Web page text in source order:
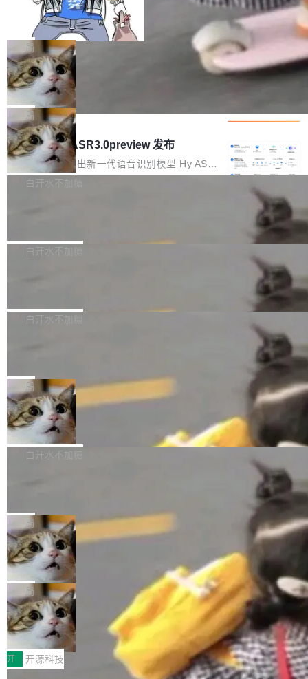
b 安装 支持 Java 8+（8~26）、macOS / Linu
x / Windows / Harmony PC。 # macOS / Linu
x / Harmony PC curl -fsSL https://solon.noea
r.org/solon...
个文件，其规模远超单次模型调用可承载的上下
文窗口。随着项目规模的持续扩张与代码历史的
不断累积，代码仓中的模块关系、接口契约、业
务逻辑等关键信息往往分散于数十乃至数百个文
件之中，形成高度复杂的知识关联网络。传统的
代码检索手段（如关键词匹配、目录遍历）仅能
在语法层面完成文本定位，难以触及代码的语义
内涵与结构关联，导致开发者使用代码智能体在
理解大规模代码仓时面临显著"代码仓理解"瓶
颈。 代码仓深度理解服务（以下简称" CodeBas
e深度理解服务"）是华为云码道（CodeA...
一条“删库”命令跑 17 小时，算法工程
师删光 89TB 数据只为干私活
最高人民检察院8月4日公布了一起案件：北京一
名90后算法工程师王某，为了给自己接的私活腾
服务器空间，删光了公司AI游戏部门的全部核心
数据。 王某2024年1月入职东城区某科技公司AI
短剧部门，有互联网大厂背景。在公司内部架构
调整期间，部门三次通知全员将数据从A集群迁
移到B集群，王某都回复了"收到"。 他没有迁移
数据。2024年9月3日下午4点，他使用此前登录
的账号密码进入A集群，输入了一条被程序员圈
称为"删库跑路"的命令——最高管理员权限、无
自研的多个文生3D和...
局
Cloudflare 分享推理优化实践：KV ca
che 量化 + 权重压缩，吞吐量提升 4
1%，成本降 30%
Kimi 和 GLM 是当前最强的大模型系列之一，但
它们有一个共同的问题：太吃显存了。月之暗面
的 Kimi K 系列和智谱的 GLM 都是长上下文、M
oE 架构的大模型，好用到让人上瘾，但 GPU 显
存永远不够用。 Cloudflare 的 Workers AI 团队
一直在跑这些模型的推理。他们在官方博客上发
整性保护。效果是：吞吐量提升 41%，每 token
局
腾讯混元 Hy ASR3.0preview 发布
腾讯混元正式推出新一代语音识别模型 Hy ASR
3.0preview。基于最新一代大语言模型 Hy3 的
让语音识别不再只是听清，而是真正听懂。通过
w 不要求标准普通话，方言识别覆盖粤语、吴语
白开水不加糖
新和少量网页兼容性修复版本。 Changes/fixe
容提供的字体时出现的几个问题 为避免音频加
质的最低采样率）的音频格式将被拒绝 修复了 C
SS 圆角虚线样式中可能存在的问题 如果表单中
的图像元素不在同一个子树中，则它们将不再关
联 加...
白开水不加糖
发布的 Release Notes，他利用 AI 工具（如 Co
最强的若干项。对于尚未正式发版的 PG 19，则
通过拉取过去一年内（从 PG 18 Beta1 时间点
至今）的所有 commit，同样交由 AI 分析提炼。
经过人工复核，准确度令人满意。这一方法也为
社区爱好者提供了高效跟踪新版本的思路。
白开水不加糖
维护工作一直与我的日常工作、家务、社交生活
和休闲娱乐竞争时间。" 这是 libexpat 维护者 S
ebastian Pipping 写在博客里的话。8 月 4 日，
他宣布了一个新消息：从 2026 年 8 月 1 日起，
他可以全职维护 libexpat 了，最长 6 个月。发
库之一。你的操作系统、浏览器、无数的基础设
施软件，很可能都在用它。而过去十年，维护它
的人一直在用业余...
局
Firefox 153.0.3 发布
Firefox 153.0.3 现已发布，具体更新内容如
下： New Smart Window 包含多项增强功能：
gi?id=2019042">Bug&nbsp;2019042</a>）</l
i> <li>现在，助手可以直接使用 Exa 的网络搜索
结果回答问题，而无需将问题转交给搜索引擎。
（<a href="https://bugzilla.mozilla.org/show_
bug.cgi?id=204...
白开水不加糖
的 npm 包。项目的核心论点是：容器不适合 Ag
ent 计算。真正适合的，是 Isolate。 Cloudflare
工程师在这件事上没什么可谦虚的——他们用 W
orkers 跑了十年 Isolate。用 CEO Matthew Pri
nce 的话说：「我们一生都在用 Isolate 运行代
码，而 AI Agent 不需要容器，它们需要的是 Iso
late。」 容器为什么不合适 容器的问题在于启动
和销毁都太重了。一个 Agent 要执行的任务可能
只需要几毫秒的 CPU 时间，但容器从冷启动到
就绪要花数秒。如果未来有十...
局
OpenAI 公开邮件和聊天记录回应苹果
诉讼，称“Apple is getting this wron
g”
上个月，苹果一纸诉状把 OpenAI 告上法庭，指
控其挖角苹果前员工并窃取商业秘密。苹果的诉
状把 OpenAI 描述成一个系统性地从前东家挖
人、套取机密信息的对手。 OpenAI 没发律师
函，也没选择庭外沉默。它在官网贴了一篇博
文，标题只有六个字：Apple is getting this wro
ng。 然后，它把邮件往来和 iMessage 聊天记
局
HUAWEI MatePad Edge上架WorkBu
ddy鸿蒙PC版，说话就能干活的AI办公
搭子
全能AI工作台WorkBuddy鸿蒙PC版上架HUAWE
I MatePad Edge应用市场，直接下载即可使
用，与鸿蒙电脑上的体验一致。值得一提的是，
开 开源科技